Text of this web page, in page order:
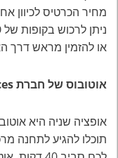
או להזמין מראש דרך
אוטובוס של חברת Barzi Services